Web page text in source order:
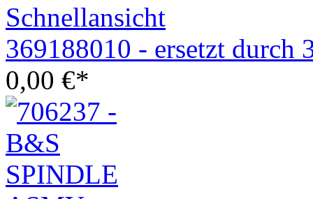
Schnellansicht
369188010 - ersetzt durch
0,00 €*